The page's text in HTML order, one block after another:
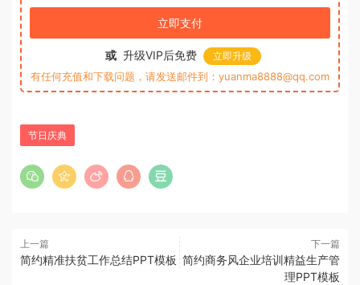
立即支付
或 升级VIP后免费 立即升级
有任何充值和下载问题，请发送邮件到：yuanma8888@qq.com
节日庆典
上一篇
简约精准扶贫工作总结PPT模板
下一篇
简约商务风企业培训精益生产管
理PPT模板